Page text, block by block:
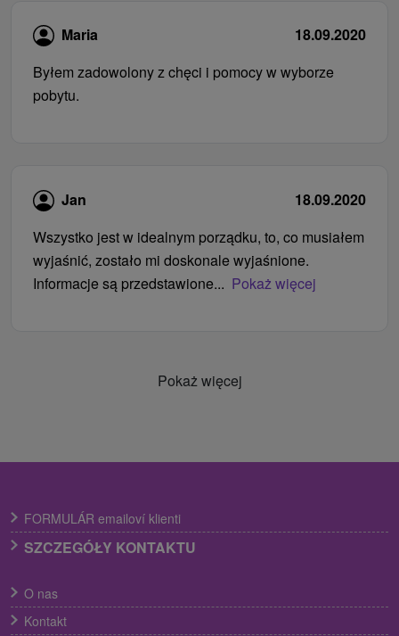
Maria
18.09.2020
Byłem zadowolony z chęci i pomocy w wyborze
pobytu.
Jan
18.09.2020
Wszystko jest w idealnym porządku, to, co musiałem
wyjaśnić, zostało mi doskonale wyjaśnione.
Informacje są przedstawione... Pokaż więcej
Pokaż więcej
FORMULÁR emailoví klienti
SZCZEGÓŁY KONTAKTU
O nas
Kontakt